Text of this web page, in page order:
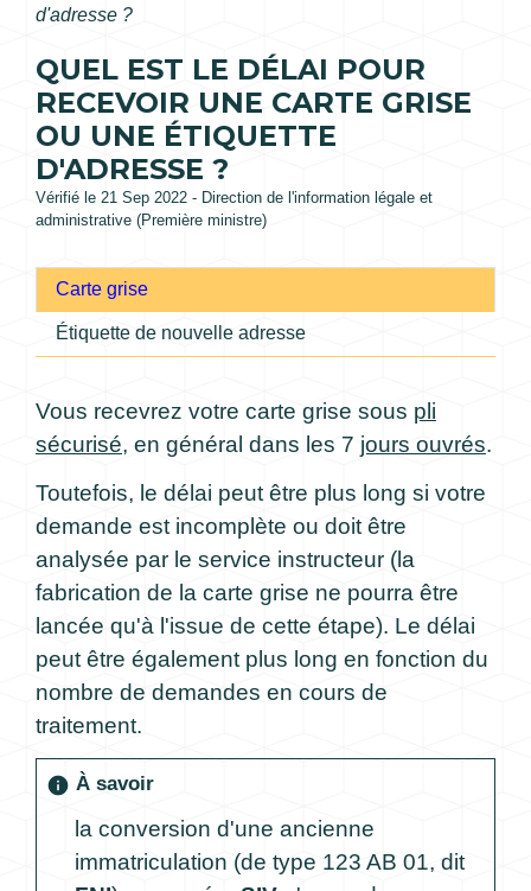
d'adresse ?
QUEL EST LE DÉLAI POUR
RECEVOIR UNE CARTE GRISE
OU UNE ÉTIQUETTE
D'ADRESSE ?
Vérifié le 21 Sep 2022 - Direction de l'information légale et
administrative (Première ministre)
Carte grise
Étiquette de nouvelle adresse
Vous recevrez votre carte grise sous pli
sécurisé, en général dans les 7 jours ouvrés.
Toutefois, le délai peut être plus long si votre
demande est incomplète ou doit être
analysée par le service instructeur (la
fabrication de la carte grise ne pourra être
lancée qu'à l'issue de cette étape). Le délai
peut être également plus long en fonction du
nombre de demandes en cours de
traitement.
info À savoir
la conversion d'une ancienne
immatriculation (de type 123 AB 01, dit